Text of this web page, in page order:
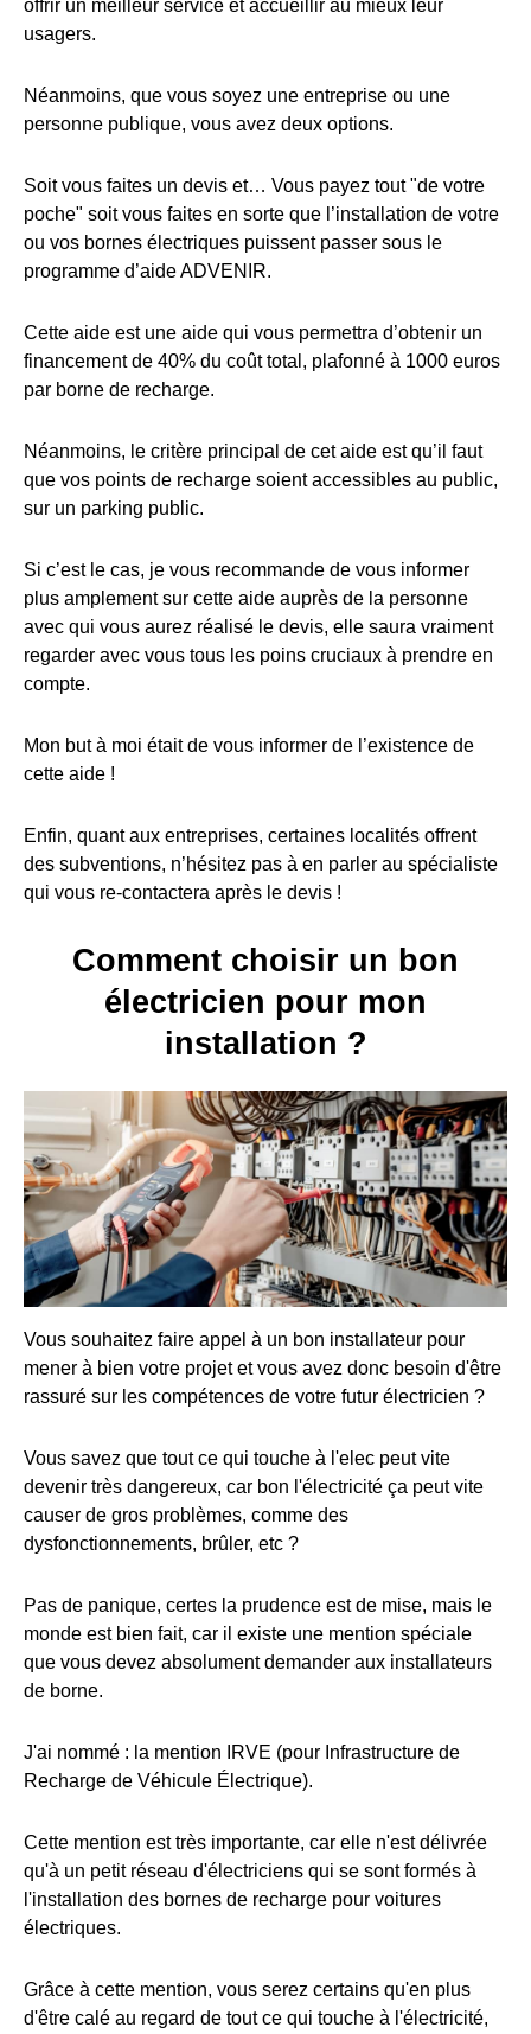
offrir un meilleur service et accueillir au mieux leur
usagers.
Néanmoins, que vous soyez une entreprise ou une
personne publique, vous avez deux options.
Soit vous faites un devis et… Vous payez tout "de votre
poche" soit vous faites en sorte que l’installation de votre
ou vos bornes électriques puissent passer sous le
programme d’aide ADVENIR.
Cette aide est une aide qui vous permettra d’obtenir un
financement de 40% du coût total, plafonné à 1000 euros
par borne de recharge.
Néanmoins, le critère principal de cet aide est qu’il faut
que vos points de recharge soient accessibles au public,
sur un parking public.
Si c’est le cas, je vous recommande de vous informer
plus amplement sur cette aide auprès de la personne
avec qui vous aurez réalisé le devis, elle saura vraiment
regarder avec vous tous les poins cruciaux à prendre en
compte.
Mon but à moi était de vous informer de l’existence de
cette aide !
Enfin, quant aux entreprises, certaines localités offrent
des subventions, n’hésitez pas à en parler au spécialiste
qui vous re-contactera après le devis !
Comment choisir un bon
électricien pour mon
installation ?
Vous souhaitez faire appel à un bon installateur pour
mener à bien votre projet et vous avez donc besoin d'être
rassuré sur les compétences de votre futur électricien ?
Vous savez que tout ce qui touche à l'elec peut vite
devenir très dangereux, car bon l'électricité ça peut vite
causer de gros problèmes, comme des
dysfonctionnements, brûler, etc ?
Pas de panique, certes la prudence est de mise, mais le
monde est bien fait, car il existe une mention spéciale
que vous devez absolument demander aux installateurs
de borne.
J'ai nommé : la mention IRVE (pour Infrastructure de
Recharge de Véhicule Électrique).
Cette mention est très importante, car elle n'est délivrée
qu'à un petit réseau d'électriciens qui se sont formés à
l'installation des bornes de recharge pour voitures
électriques.
Grâce à cette mention, vous serez certains qu'en plus
d'être calé au regard de tout ce qui touche à l'électricité,